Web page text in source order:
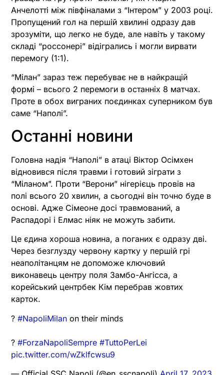
Анчелотті між півфіналами з “Інтером” у 2003 році.
Пропущений гол на першій хвилині одразу дав
зрозуміти, що легко не буде, але навіть у такому
складі “россонері” відігрались і могли вирвати
перемогу (1:1).
“Мілан” зараз теж перебуває не в найкращій
формі – всього 2 перемоги в останніх 8 матчах.
Проте в обох виграних поєдинках суперником був
саме “Наполі”.
Останні новини
Головна надія “Наполі” в атаці Віктор Осімхен
відновився після травми і готовий зіграти з
“Міланом”. Проти “Верони” нігерієць провів на
полі всього 20 хвилин, а сьогодні він точно буде в
основі. Адже Сімеоне досі травмований, а
Распадорі і Елмас ніяк не можуть забити.
Це єдина хороша новина, а поганих є одразу дві.
Через безглузду червону картку у першій грі
неаполітанцям не допоможе ключовий
виконавець центру поля Замбо-Ангісса, а
корейський центрбек Кім перебрав жовтих
карток.
? #NapoliMilan on their minds
? #ForzaNapoliSempre #TuttoPerLei
pic.twitter.com/wZklfcwsu9